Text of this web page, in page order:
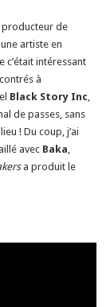
producteur de
une artiste en
c’était intéressant
à
Black Story Inc
de passes, sans
! Du coup, j’ai
avec Baka
a produit le